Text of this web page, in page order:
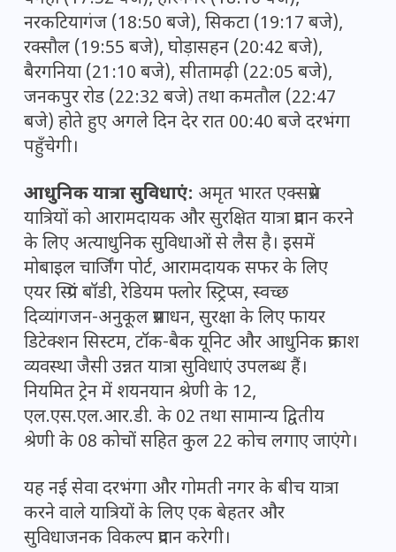
नरकटियागंज (18:50 बजे), सिकटा (19:17 बजे),
रक्सौल (19:55 बजे), घोड़ासहन (20:42 बजे),
बैरगनिया (21:10 बजे), सीतामढ़ी (22:05 बजे),
जनकपुर रोड (22:32 बजे) तथा कमतौल (22:47
बजे) होते हुए अगले दिन देर रात 00:40 बजे दरभंगा
पहुँचेगी।
आधुनिक यात्रा सुविधाएं: अमृत भारत एक्सप्रेस
यात्रियों को आरामदायक और सुरक्षित यात्रा प्रदान करने
के लिए अत्याधुनिक सुविधाओं से लैस है। इसमें
मोबाइल चार्जिंग पोर्ट, आरामदायक सफर के लिए
एयर स्प्रिंग बॉडी, रेडियम फ्लोर स्ट्रिप्स, स्वच्छ
दिव्यांगजन-अनुकूल प्रसाधन, सुरक्षा के लिए फायर
डिटेक्शन सिस्टम, टॉक-बैक यूनिट और आधुनिक प्रकाश
व्यवस्था जैसी उन्नत यात्रा सुविधाएं उपलब्ध हैं।
नियमित ट्रेन में शयनयान श्रेणी के 12,
एल.एस.एल.आर.डी. के 02 तथा सामान्य द्वितीय
श्रेणी के 08 कोचों सहित कुल 22 कोच लगाए जाएंगे।
यह नई सेवा दरभंगा और गोमती नगर के बीच यात्रा
करने वाले यात्रियों के लिए एक बेहतर और
सुविधाजनक विकल्प प्रदान करेगी।